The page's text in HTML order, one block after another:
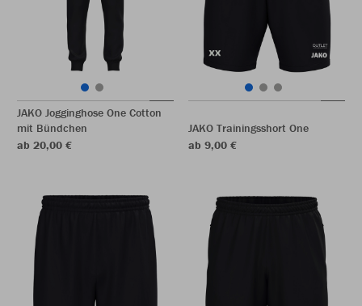
JAKO Jogginghose One Cotton
mit Bündchen
ab 20,00 €
JAKO Trainingsshort One
ab 9,00 €